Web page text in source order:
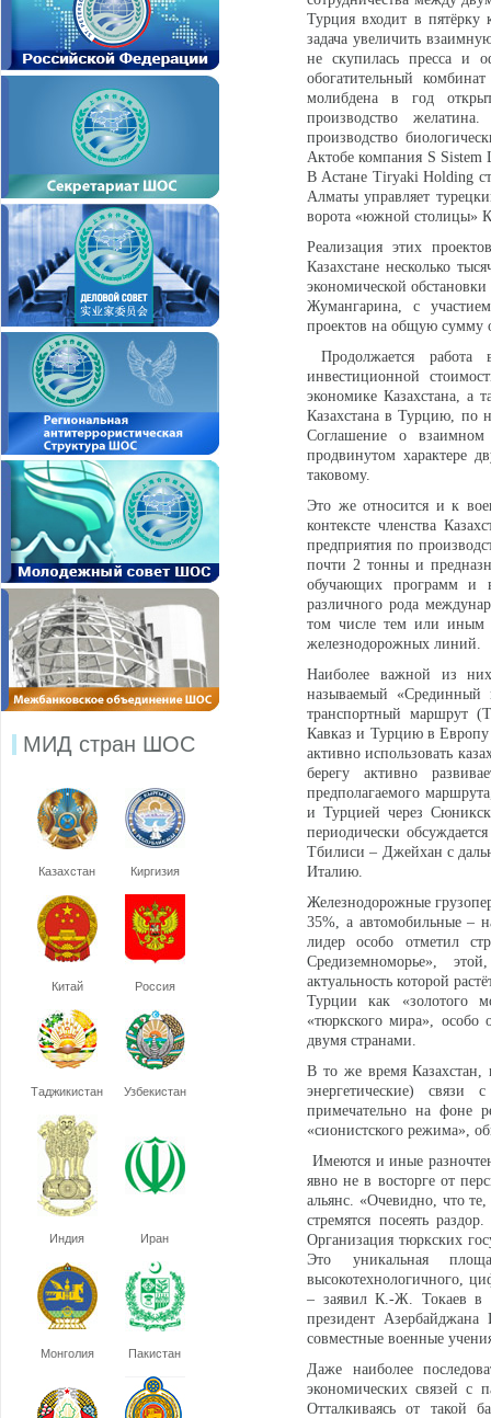
МИД стран ШОС
Казахстан Киргизия
Китай Россия
Таджикистан Узбекистан
Индия Иран
Монголия Пакистан
Турция входит в пятёрку
задача увеличить
не скупилась пресса и
обогатительный
молибдена в год
производство
производство
Актобе компания S Sistem
В Астане Tiryaki Holding
Алматы управляет
ворота «южной столицы»
Реализация этих
Казахстане несколько
экономической
Жумангарина, с
проектов на общую сумму
Продолжается
инвестиционной
экономике Казахстана, а
Казахстана в Турцию, по
Соглашение о
продвинутом характере
таковому.
Это же относится и к
контексте членства
предприятия по
почти 2 тонны и
обучающих программ и
различного рода
том числе тем или иным
железнодорожных линий.
Наиболее важной из
называемый «Срединный
транспортный маршрут
Кавказ и Турцию в
активно использовать
берегу активно
предполагаемого
и Турцией через
периодически
Тбилиси – Джейхан с
Италию.
Железнодорожные
35%, а автомобильные –
лидер особо отметил
Средиземноморье»,
актуальность которой
Турции как «золотого
«тюркского мира», особо
двумя странами.
В то же время Казахстан,
энергетические) связи
примечательно на фоне
«сионистского режима»,
Имеются и иные
явно не в восторге от
альянс. «Очевидно, что
стремятся посеять
Организация тюркских
Это уникальная
высокотехнологичного,
– заявил К.-Ж. Токаев в
президент
совместные военные
Даже наиболее
экономических связей
Отталкиваясь от такой